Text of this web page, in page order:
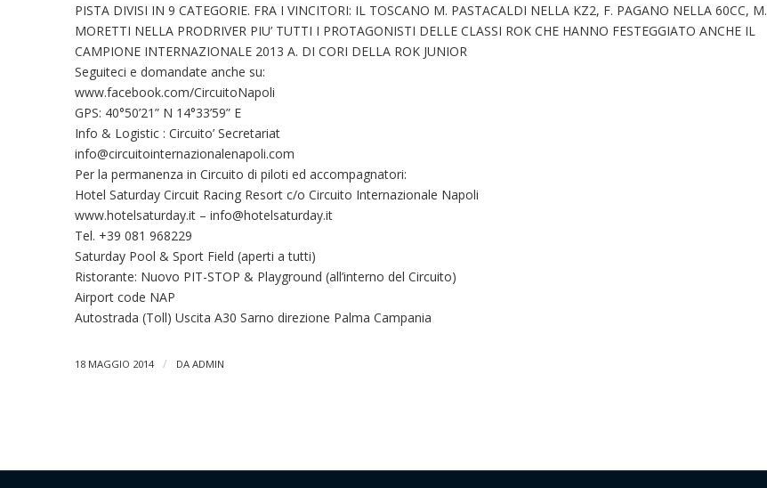
PISTA DIVISI IN 9 CATEGORIE. FRA I VINCITORI: IL TOSCANO M. PASTACALDI NELLA KZ2, F. PAGANO NELLA 60CC, M.
MORETTI NELLA PRODRIVER PIU’ TUTTI I PROTAGONISTI DELLE CLASSI ROK CHE HANNO FESTEGGIATO ANCHE IL
CAMPIONE INTERNAZIONALE 2013 A. DI CORI DELLA ROK JUNIOR
Seguiteci e domandate anche su:
www.facebook.com/CircuitoNapoli
GPS: 40°50’21” N 14°33’59” E
Info & Logistic : Circuito’ Secretariat
info@circuitointernazionalenapoli.com
Per la permanenza in Circuito di piloti ed accompagnatori:
Hotel Saturday Circuit Racing Resort c/o Circuito Internazionale Napoli
www.hotelsaturday.it – info@hotelsaturday.it
Tel. +39 081 968229
Saturday Pool & Sport Field (aperti a tutti)
Ristorante: Nuovo PIT-STOP & Playground (all’interno del Circuito)
Airport code NAP
Autostrada (Toll) Uscita A30 Sarno direzione Palma Campania
18 MAGGIO 2014 / DA ADMIN